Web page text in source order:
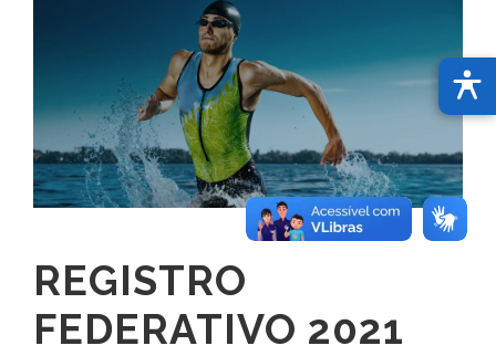
REGISTRO
FEDERATIVO 2021